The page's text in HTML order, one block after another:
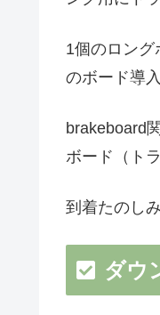
1個のロング
のボード導
brakeboard
ボード（ト
到着たのし
ダウ